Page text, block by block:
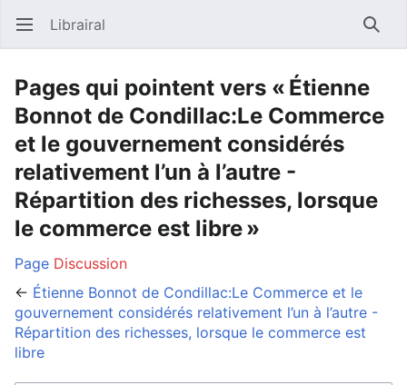
Ouvrir le menu principal Librairal
Pages qui pointent vers « Étienne
Bonnot de Condillac:Le Commerce
et le gouvernement considérés
relativement l’un à l’autre -
Répartition des richesses, lorsque
le commerce est libre »
Page Discussion
← Étienne Bonnot de Condillac:Le Commerce et le
gouvernement considérés relativement l’un à l’autre -
Répartition des richesses, lorsque le commerce est
libre